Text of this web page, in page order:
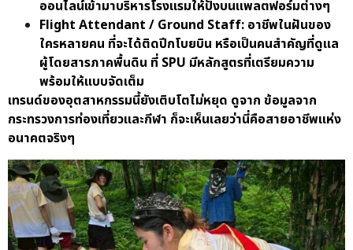
ออนไลน์เข้ามาบริหารโรงแรมให้ปังบนแพลตฟอร์มต่างๆ
Flight Attendant / Ground Staff: อาชีพในฝันของ
ใครหลายคน ที่จะได้ติดปีกโบยบิน หรือเป็นคนสำคัญที่ดูแล
ผู้โดยสารภาคพื้นดิน ที่ SPU มีหลักสูตรที่เตรียมความ
พร้อมให้แบบจัดเต็ม
เทรนด์ของอุตสาหกรรมนี้ยังเติบโตไม่หยุด ดูจาก ข้อมูลจาก
กระทรวงการท่องเที่ยวและกีฬา ก็จะเห็นเลยว่านี่คือสายอาชีพแห่ง
อนาคตจริงๆ